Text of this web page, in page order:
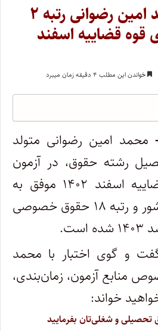
گفت‌وگو با محمد امین رضوانی رتبه ۲
قوه قضاییه اسفند
خواندن این مطلب ۴ دقیقه زمان میبرد
محمد امین رضوانی متولد
رشته حقوق، در آزمون
مرکز وکلای قوه قضاییه اسفند ۱۴۰۲ موفق به
کسب رتبه ۲ کل کشور و رتبه ۱۸ حقوق خصوصی
و گوی اختبار با محمد
منابع آزمون، زمان‌بندی،
خواند:
تحصیلی و شغلی‌تان بفرمایید